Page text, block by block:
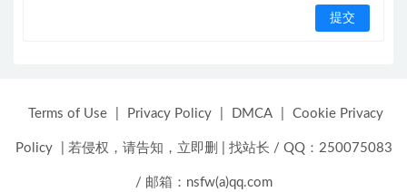
Terms of Use Privacy Policy DMCA Cookie Privacy
Policy 若侵权，请告知，立即删 找站长 / QQ：250075083
/ 邮箱：nsfw(a)qq.com